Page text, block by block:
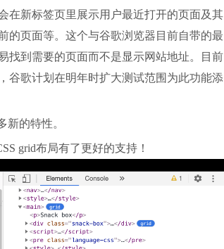
在新标签页里展示用户最近打开的页面及其
的页面等。这个与谷歌浏览器目前自带的最
找到需要的页面而不是显示网站地址。目前
谷歌计划在明年时扩大测试范围为此功能添
新的特性。
grid布局有了更好的支持！